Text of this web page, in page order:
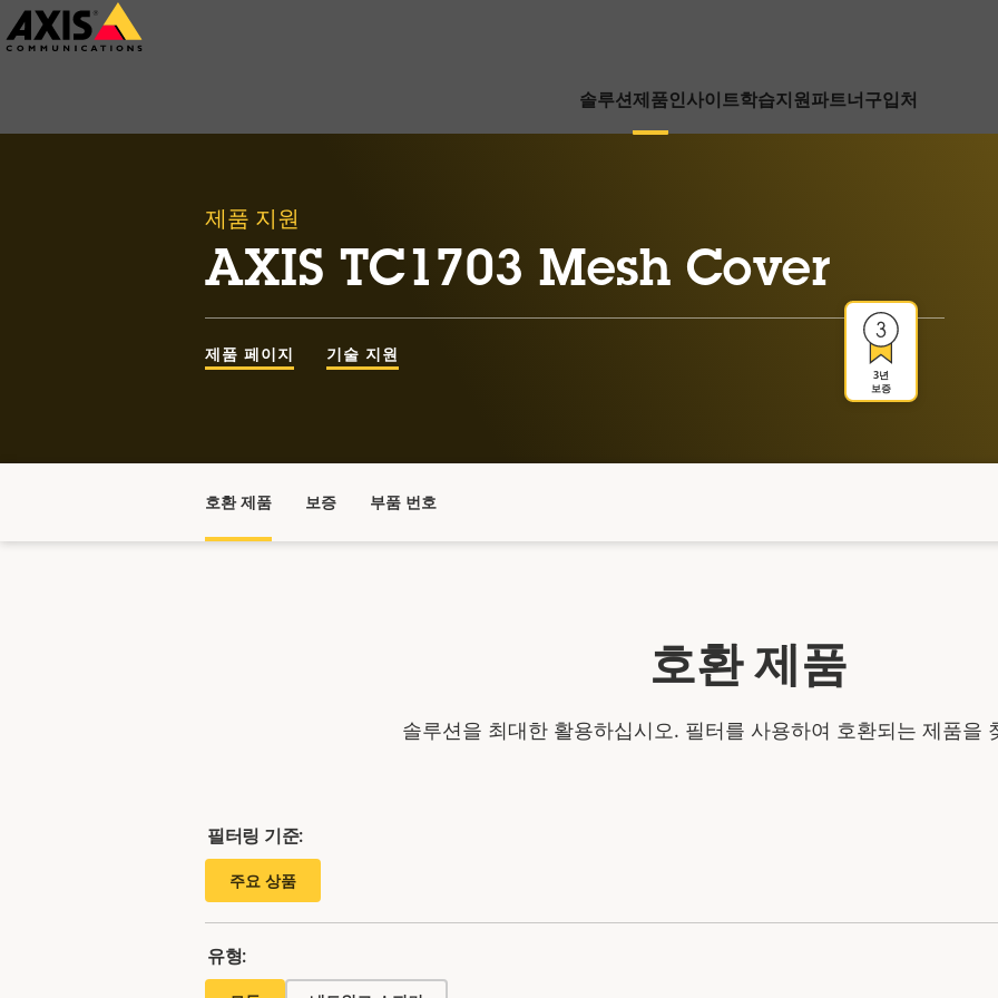
주
요
솔루션제품인사이트학습지원파트너구입처
제품 지원
AXIS TC1703 Mesh Cover
3년
보증
제품 페이지 기술 지원
호환 제품 보증 부품 번호
호환 제품
솔루션을 최대한 활용하십시오. 필터를 사용하여 호환되는 제품을
필터링 기준:
주요 상품
유형: